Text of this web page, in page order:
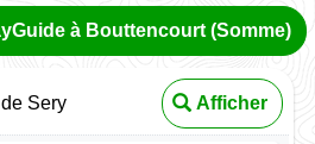
à Bouttencourt (Somme)
Sery Afficher